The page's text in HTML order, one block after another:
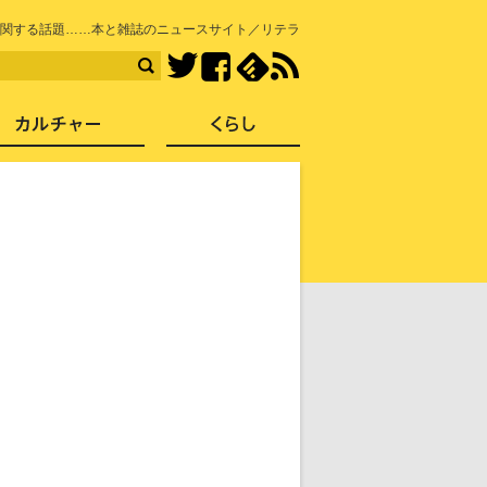
する話題……本と雑誌のニュースサイト／リテラ
TwitterFacebook
社会